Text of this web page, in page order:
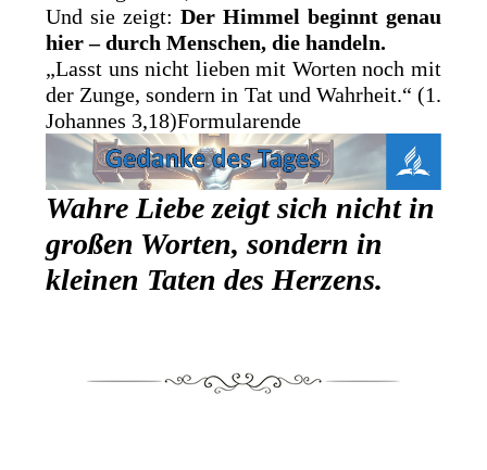
Und sie zeigt: Der Himmel beginnt genau
hier – durch Menschen, die handeln.
„Lasst uns nicht lieben mit Worten noch mit
der Zunge, sondern in Tat und Wahrheit.“ (1.
Johannes 3,18)Formularende
Wahre Liebe zeigt sich nicht in
großen Worten, sondern in
kleinen Taten des Herzens.